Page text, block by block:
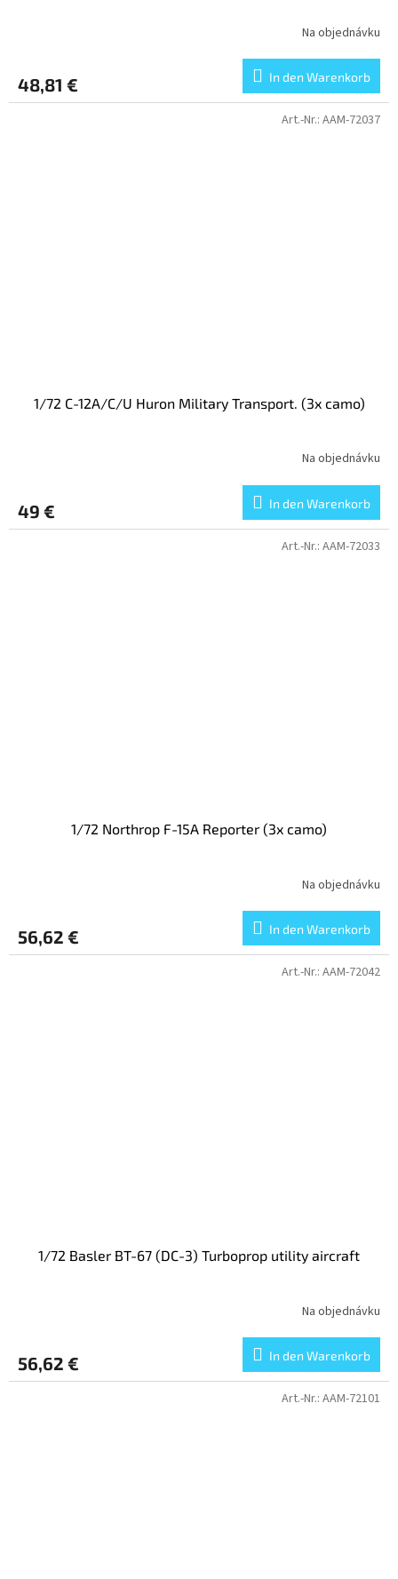
Na objednávku
48,81 € In den Warenkorb
1/72 C-12A/C/U Huron Military Transport. (3x camo)
Na objednávku
49 € In den Warenkorb
Art.-Nr.: AAM-72037
1/72 Northrop F-15A Reporter (3x camo)
Na objednávku
56,62 € In den Warenkorb
Art.-Nr.: AAM-72033
1/72 Basler BT-67 (DC-3) Turboprop utility aircraft
Na objednávku
56,62 € In den Warenkorb
Art.-Nr.: AAM-72042
Art.-Nr.: AAM-72101